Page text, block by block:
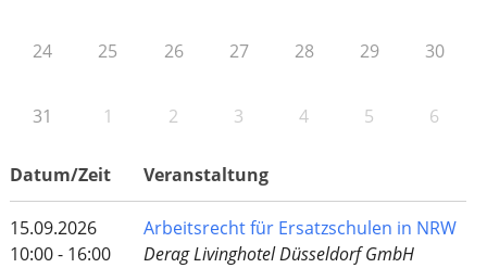
24 25 26 27 28 29 30
31 1 2 3 4 5 6
Datum/Zeit Veranstaltung
15.09.2026
10:00 - 16:00
Arbeitsrecht für Ersatzschulen in NRW
Derag Livinghotel Düsseldorf GmbH